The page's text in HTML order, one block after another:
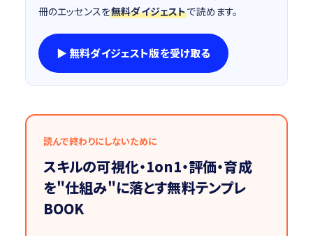
冊のエッセンスを無料ダイジェストで読めます。
▶ 無料ダイジェスト版を受け取る
読んで終わりにしないために
スキルの可視化・1on1・評価・育成
を"仕組み"に落とす無料テンプレ
BOOK